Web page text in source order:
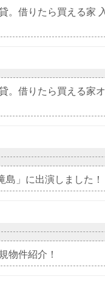
。借りたら買える家
。借りたら買える家
島」に出演しました！
物件紹介！